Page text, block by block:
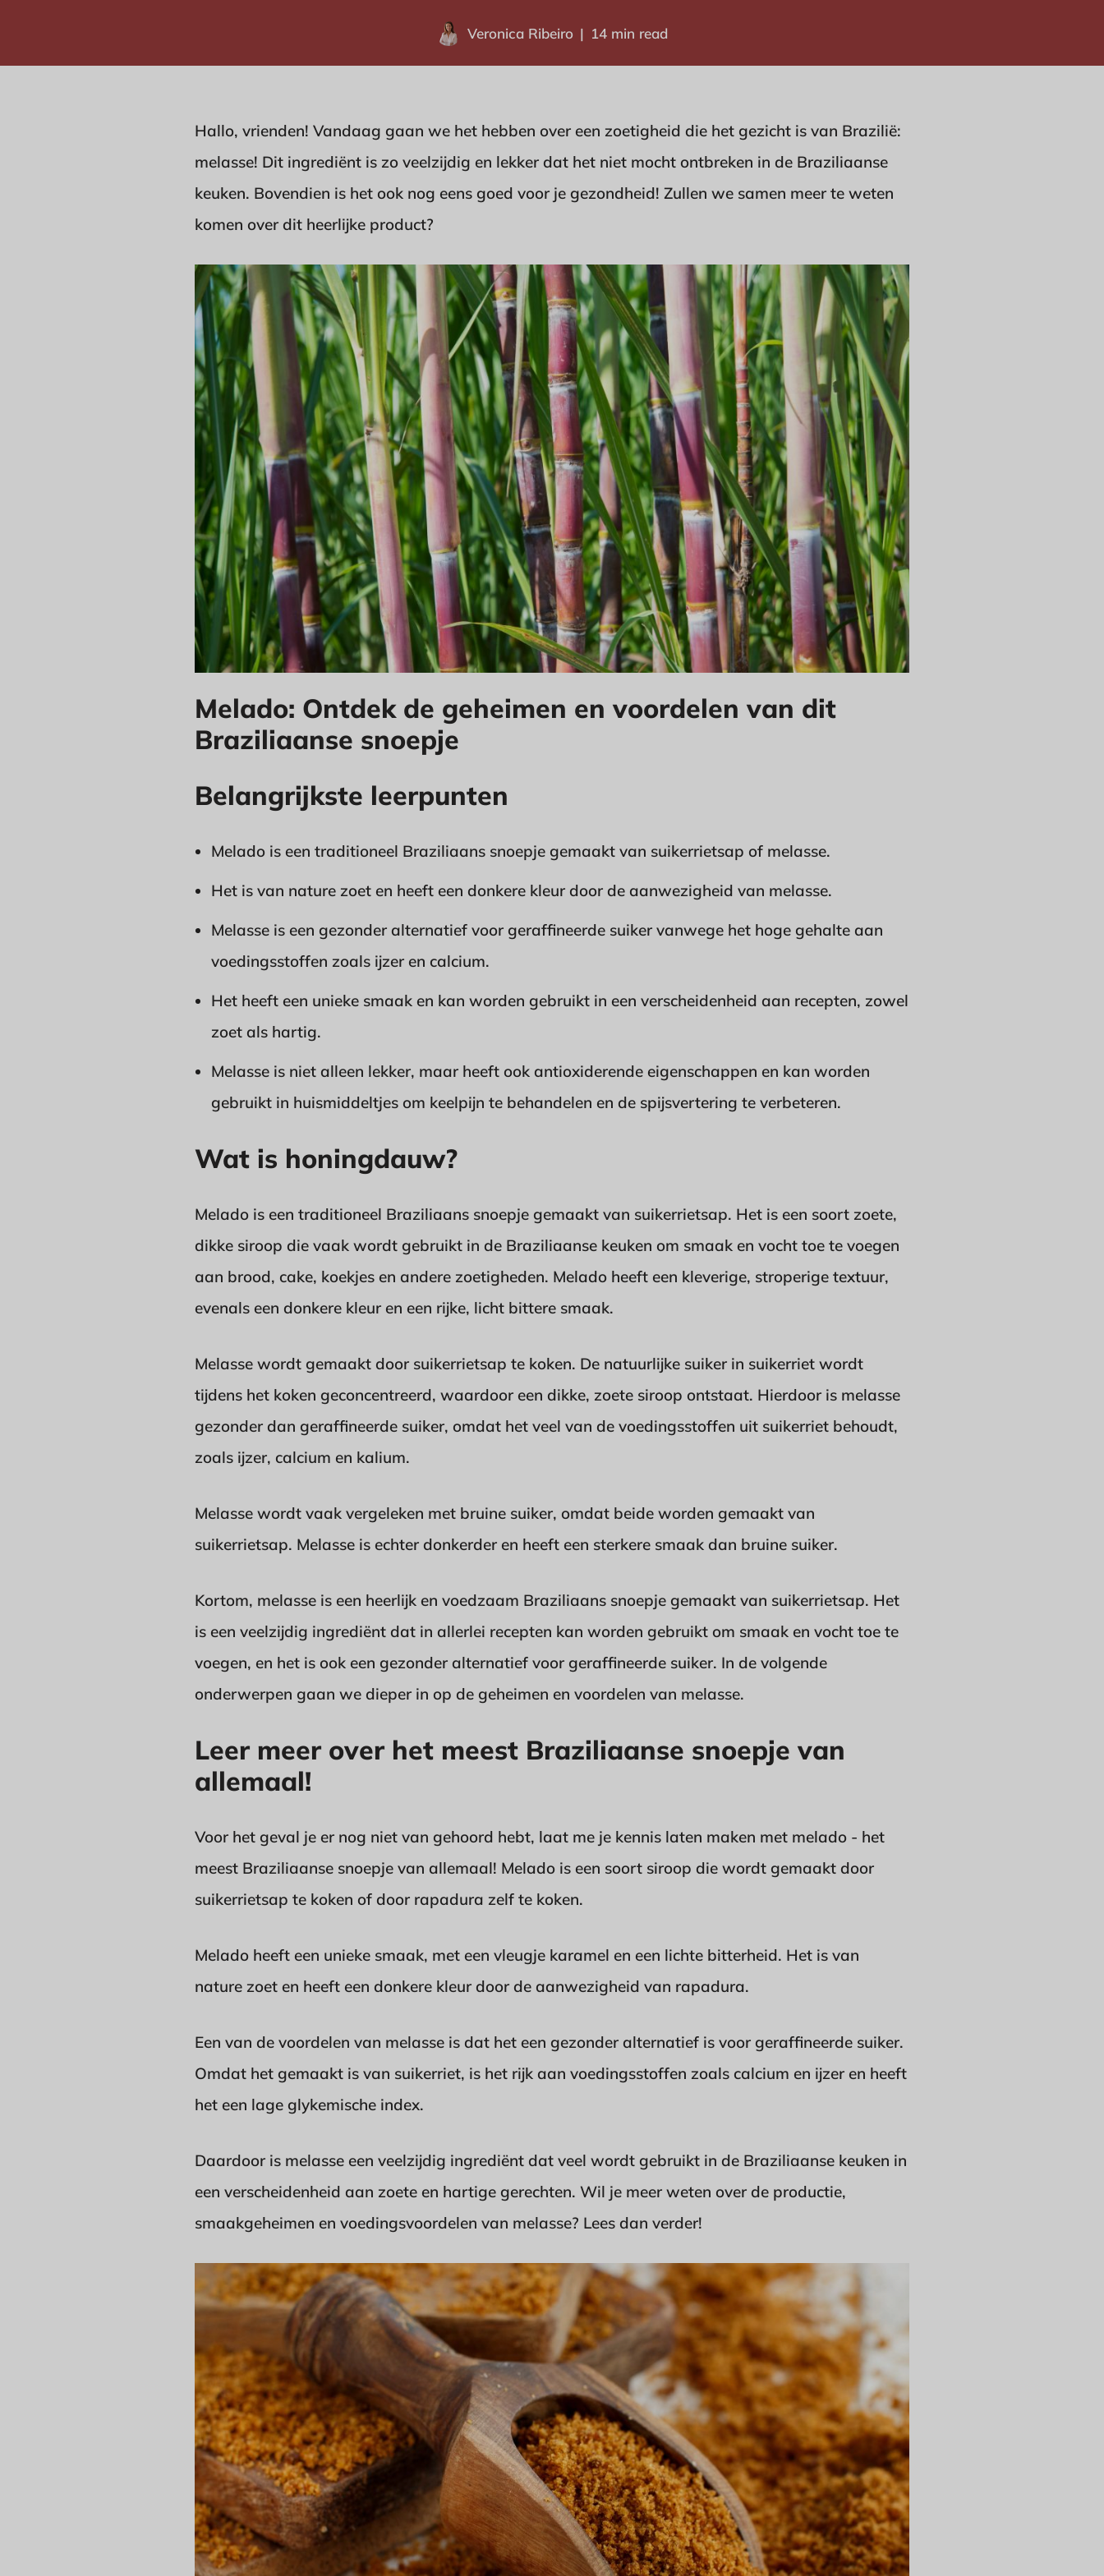
Veronica Ribeiro 14 min read
Hallo, vrienden! Vandaag gaan we het hebben over een zoetigheid die het gezicht is van Brazilië:
melasse! Dit ingrediënt is zo veelzijdig en lekker dat het niet mocht ontbreken in de Braziliaanse
keuken. Bovendien is het ook nog eens goed voor je gezondheid! Zullen we samen meer te weten
komen over dit heerlijke product?
Melado: Ontdek de geheimen en voordelen van dit
Braziliaanse snoepje
Belangrijkste leerpunten
Melado is een traditioneel Braziliaans snoepje gemaakt van suikerrietsap of melasse.
Het is van nature zoet en heeft een donkere kleur door de aanwezigheid van melasse.
Melasse is een gezonder alternatief voor geraffineerde suiker vanwege het hoge gehalte aan
voedingsstoffen zoals ijzer en calcium.
Het heeft een unieke smaak en kan worden gebruikt in een verscheidenheid aan recepten, zowel
zoet als hartig.
Melasse is niet alleen lekker, maar heeft ook antioxiderende eigenschappen en kan worden
gebruikt in huismiddeltjes om keelpijn te behandelen en de spijsvertering te verbeteren.
Wat is honingdauw?
Melado is een traditioneel Braziliaans snoepje gemaakt van suikerrietsap. Het is een soort zoete,
dikke siroop die vaak wordt gebruikt in de Braziliaanse keuken om smaak en vocht toe te voegen
aan brood, cake, koekjes en andere zoetigheden. Melado heeft een kleverige, stroperige textuur,
evenals een donkere kleur en een rijke, licht bittere smaak.
Melasse wordt gemaakt door suikerrietsap te koken. De natuurlijke suiker in suikerriet wordt
tijdens het koken geconcentreerd, waardoor een dikke, zoete siroop ontstaat. Hierdoor is melasse
gezonder dan geraffineerde suiker, omdat het veel van de voedingsstoffen uit suikerriet behoudt,
zoals ijzer, calcium en kalium.
Melasse wordt vaak vergeleken met bruine suiker, omdat beide worden gemaakt van
suikerrietsap. Melasse is echter donkerder en heeft een sterkere smaak dan bruine suiker.
Kortom, melasse is een heerlijk en voedzaam Braziliaans snoepje gemaakt van suikerrietsap. Het
is een veelzijdig ingrediënt dat in allerlei recepten kan worden gebruikt om smaak en vocht toe te
voegen, en het is ook een gezonder alternatief voor geraffineerde suiker. In de volgende
onderwerpen gaan we dieper in op de geheimen en voordelen van melasse.
Leer meer over het meest Braziliaanse snoepje van
allemaal!
Voor het geval je er nog niet van gehoord hebt, laat me je kennis laten maken met melado - het
meest Braziliaanse snoepje van allemaal! Melado is een soort siroop die wordt gemaakt door
suikerrietsap te koken of door rapadura zelf te koken.
Melado heeft een unieke smaak, met een vleugje karamel en een lichte bitterheid. Het is van
nature zoet en heeft een donkere kleur door de aanwezigheid van rapadura.
Een van de voordelen van melasse is dat het een gezonder alternatief is voor geraffineerde suiker.
Omdat het gemaakt is van suikerriet, is het rijk aan voedingsstoffen zoals calcium en ijzer en heeft
het een lage glykemische index.
Daardoor is melasse een veelzijdig ingrediënt dat veel wordt gebruikt in de Braziliaanse keuken in
een verscheidenheid aan zoete en hartige gerechten. Wil je meer weten over de productie,
smaakgeheimen en voedingsvoordelen van melasse? Lees dan verder!